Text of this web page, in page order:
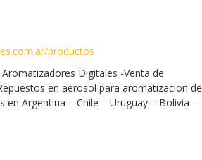
productos
Digitales -Venta de
en aerosol para aromatizacion de
Argentina – Chile – Uruguay – Bolivia –